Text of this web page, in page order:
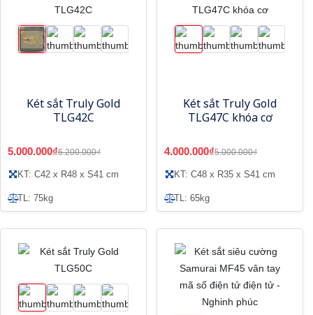
Két sắt Truly Gold
TLG42C
5.000.000₫6.200.000₫
KT: C42 x R48 x S41 cm
TL: 75kg
Két sắt Truly Gold
TLG47C khóa cơ
4.000.000₫5.000.000₫
KT: C48 x R35 x S41 cm
TL: 65kg